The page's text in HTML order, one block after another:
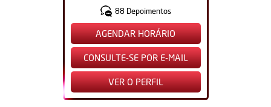
88 Depoimentos
AGENDAR HORÁRIO
CONSULTE-SE POR E-MAIL
VER O PERFIL